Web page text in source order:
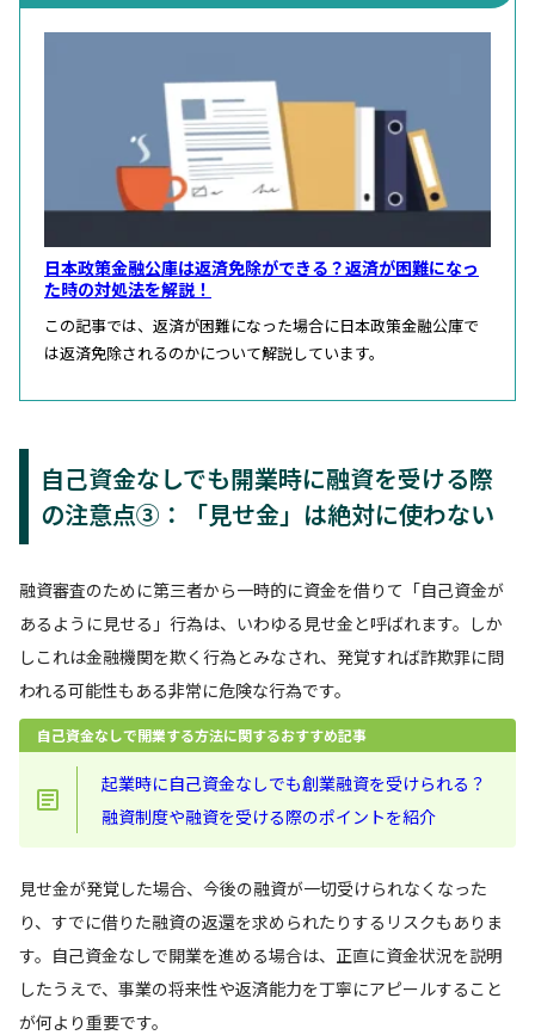
日本政策金融公庫は返済免除ができる？返済が困難になっ
た時の対処法を解説！
この記事では、返済が困難になった場合に日本政策金融公庫で
は返済免除されるのかについて解説しています。
自己資金なしでも開業時に融資を受ける際
の注意点③：「見せ金」は絶対に使わない
融資審査のために第三者から一時的に資金を借りて「自己資金が
あるように見せる」行為は、いわゆる見せ金と呼ばれます。しか
しこれは金融機関を欺く行為とみなされ、発覚すれば詐欺罪に問
われる可能性もある非常に危険な行為です。
自己資金なしで開業する方法に関するおすすめ記事
起業時に自己資金なしでも創業融資を受けられる？
融資制度や融資を受ける際のポイントを紹介
見せ金が発覚した場合、今後の融資が一切受けられなくなった
り、すでに借りた融資の返還を求められたりするリスクもありま
す。自己資金なしで開業を進める場合は、正直に資金状況を説明
したうえで、事業の将来性や返済能力を丁寧にアピールすること
が何より重要です。